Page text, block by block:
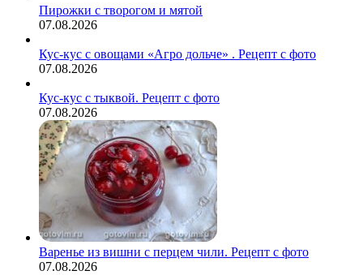
Пирожки с творогом и мятой
07.08.2026
Кус-кус с овощами «Агро дольче» . Рецепт с фото
07.08.2026
Кус-кус с тыквой. Рецепт с фото
07.08.2026
Варенье из вишни с перцем чили. Рецепт с фото
07.08.2026